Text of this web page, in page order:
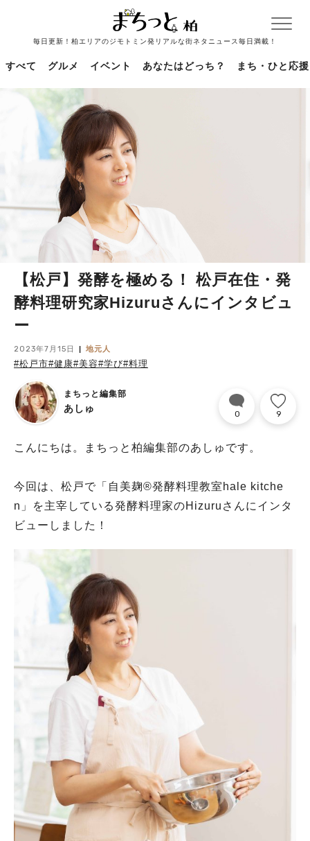
毎日更新！柏エリアのジモトミン発リアルな街ネタニュース毎日満載！
すべて グルメ イベント あなたはどっち？ まち・ひと応援
【松戸】発酵を極める！ 松戸在住・発
酵料理研究家Hizuruさんにインタビュ
ー
2023年7月15日 地元人
#松戸市#健康#美容#学び#料理
まちっと編集部
あしゅ 0 9
こんにちは。まちっと柏編集部のあしゅです。
今回は、松戸で「自美麹®︎発酵料理教室hale kitche
n」を主宰している発酵料理家のHizuruさんにインタ
ビューしました！